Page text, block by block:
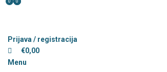
Prijava / registracija
0
€0,00
Menu
0
0